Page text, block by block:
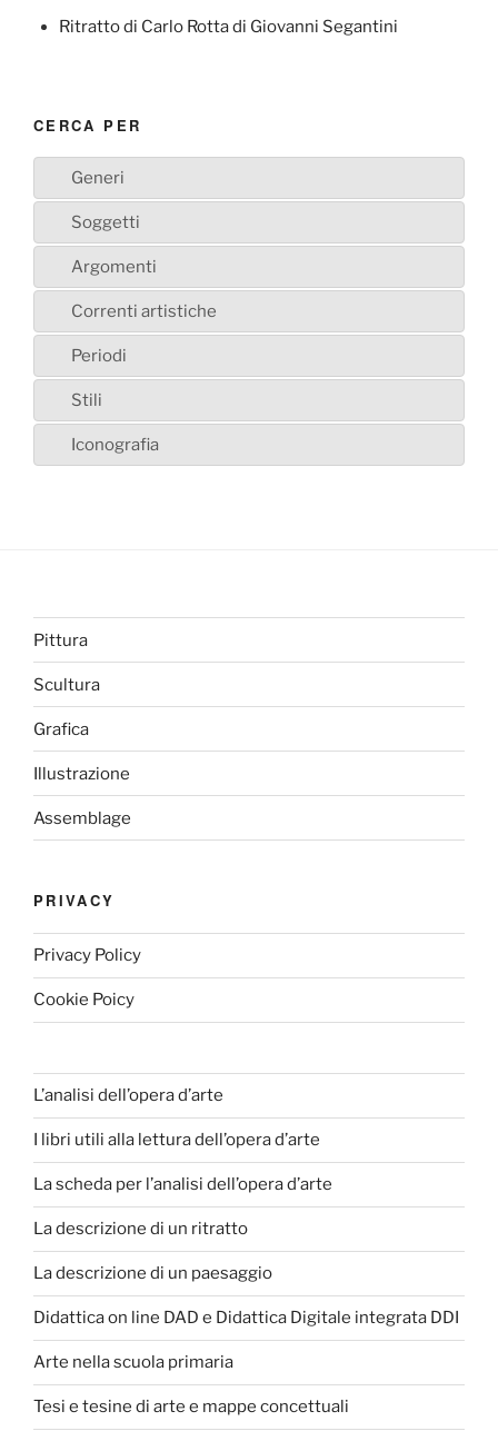
Ritratto di Carlo Rotta di Giovanni Segantini
CERCA PER
Generi
Soggetti
Argomenti
Correnti artistiche
Periodi
Stili
Iconografia
Pittura
Scultura
Grafica
Illustrazione
Assemblage
PRIVACY
Privacy Policy
Cookie Poicy
L’analisi dell’opera d’arte
I libri utili alla lettura dell’opera d’arte
La scheda per l’analisi dell’opera d’arte
La descrizione di un ritratto
La descrizione di un paesaggio
Didattica on line DAD e Didattica Digitale integrata DDI
Arte nella scuola primaria
Tesi e tesine di arte e mappe concettuali